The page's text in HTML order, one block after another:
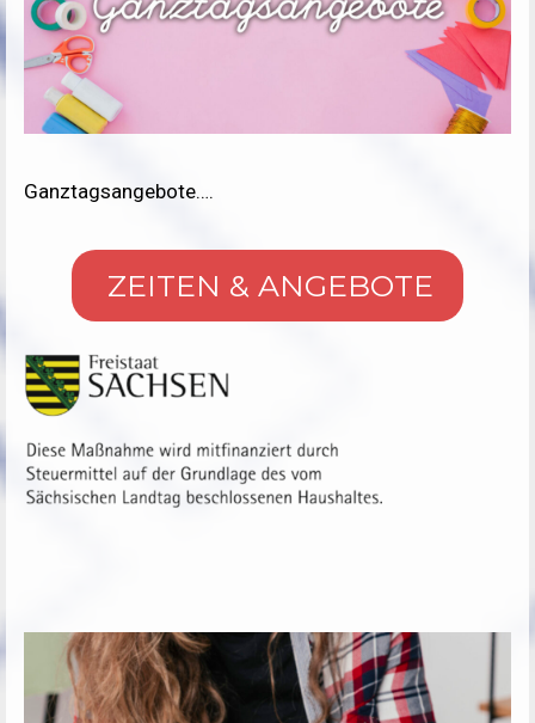
Ganztagsangebote….
ZEITEN & ANGEBOTE